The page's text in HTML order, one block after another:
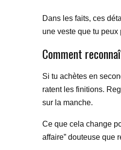
Dans les faits, ces
une veste que tu peux
Comment
Si tu achètes en
ratent les finitions.
sur la manche.
Ce que cela change
affaire” douteuse que